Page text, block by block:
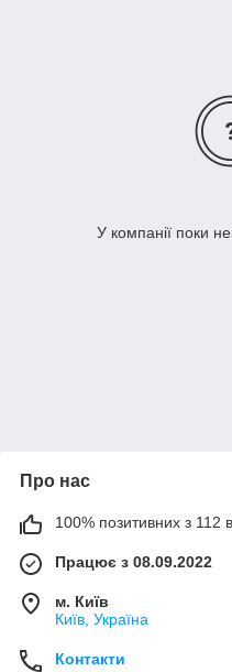
У компанії поки
Про нас
100% позитивних з 112
Працює з 08.09.2022
м. Київ
Київ, Україна
Контакти